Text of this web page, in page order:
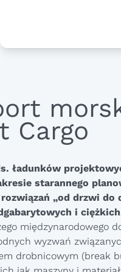
Cargo
ładunków
starannego
„od drzwi do
i
międzynarodowego
wyzwań
drobnicowym (break